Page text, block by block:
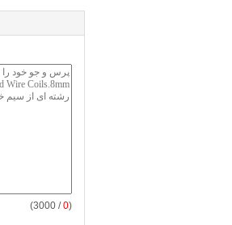
(
0
/ 3000)